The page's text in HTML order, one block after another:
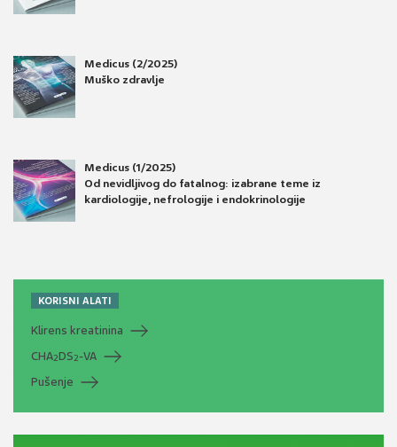
Medicus (2/2025)
Muško zdravlje
Medicus (1/2025)
Od nevidljivog do fatalnog: izabrane teme iz
kardiologije, nefrologije i endokrinologije
KORISNI ALATI
Klirens kreatinina
CHA2DS2-VA
Pušenje